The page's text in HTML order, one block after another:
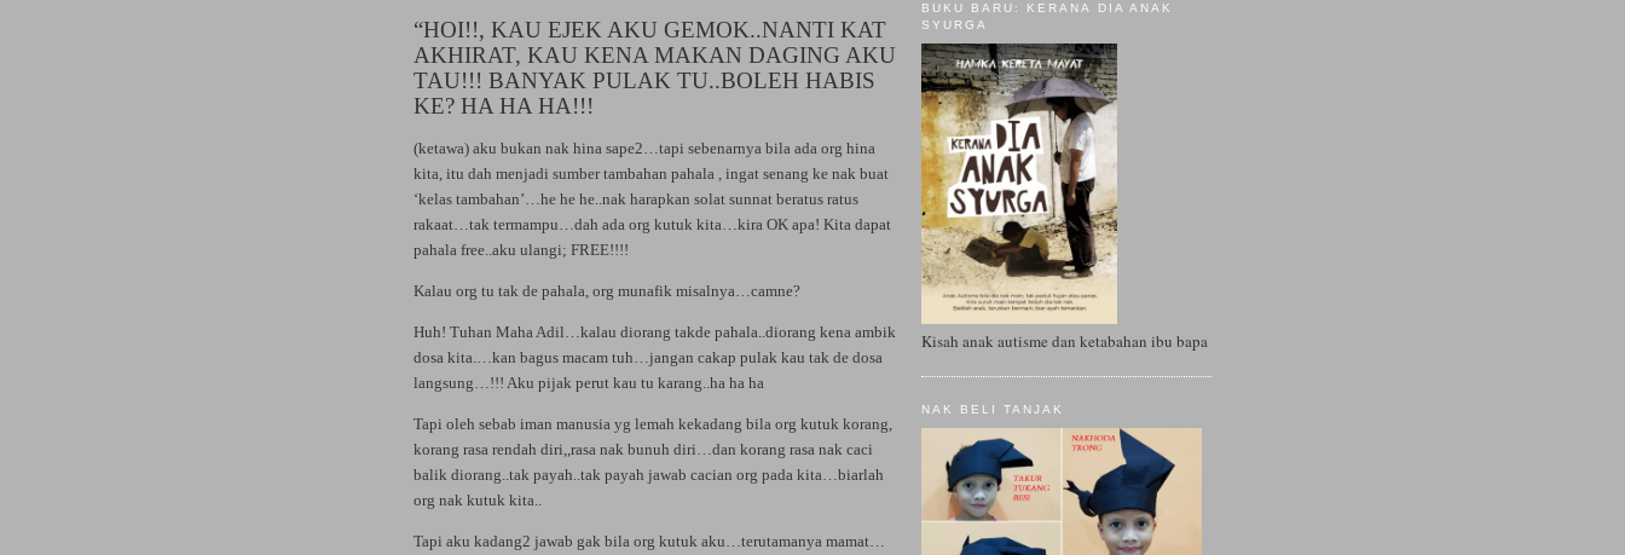
“HOI!!, KAU EJEK AKU GEMOK..NANTI KAT
AKHIRAT, KAU KENA MAKAN DAGING AKU
TAU!!! BANYAK PULAK TU..BOLEH HABIS
KE? HA HA HA!!!
(ketawa) aku bukan nak hina sape2…tapi sebenarnya bila ada org hina
kita, itu dah menjadi sumber tambahan pahala , ingat senang ke nak buat
‘kelas tambahan’…he he he..nak harapkan solat sunnat beratus ratus
rakaat…tak termampu…dah ada org kutuk kita…kira OK apa! Kita dapat
pahala free..aku ulangi; FREE!!!!
Kalau org tu tak de pahala, org munafik misalnya…camne?
Huh! Tuhan Maha Adil…kalau diorang takde pahala..diorang kena ambik
dosa kita.…kan bagus macam tuh…jangan cakap pulak kau tak de dosa
langsung…!!! Aku pijak perut kau tu karang..ha ha ha
Tapi oleh sebab iman manusia yg lemah kekadang bila org kutuk korang,
korang rasa rendah diri,,rasa nak bunuh diri…dan korang rasa nak caci
balik diorang..tak payah..tak payah jawab cacian org pada kita…biarlah
org nak kutuk kita..
Tapi aku kadang2 jawab gak bila org kutuk aku…terutamanya mamat…
BUKU BARU: KERANA DIA ANAK
SYURGA
Kisah anak autisme dan ketabahan ibu bapa
NAK BELI TANJAK